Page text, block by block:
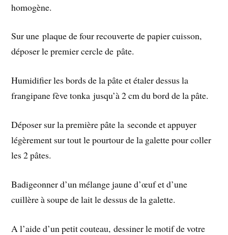
homogène.
Sur une plaque de four recouverte de papier cuisson,
déposer le premier cercle de pâte.
Humidifier les bords de la pâte et étaler dessus la
frangipane fève tonka jusqu’à 2 cm du bord de la pâte.
Déposer sur la première pâte la seconde et appuyer
légèrement sur tout le pourtour de la galette pour coller
les 2 pâtes.
Badigeonner d’un mélange jaune d’œuf et d’une
cuillère à soupe de lait le dessus de la galette.
A l’aide d’un petit couteau, dessiner le motif de votre